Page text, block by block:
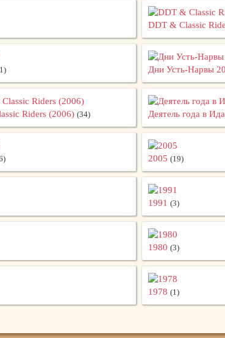
DDT & Classic
Дни Усть-Нарвы
Riders (2006) (34) Деятель года в
2005 (19)
1991 (3)
1980 (3)
1978 (1)